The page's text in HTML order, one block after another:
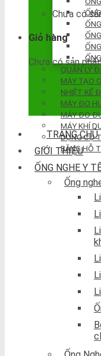
Chưa có
Giỏ hàng
Chưa có sản
QUẢN LÝ
MÁY TẠO
NHIỆT KẾ
MÁY ĐO
MÁY ĐO
MÁY KHÍ
DỤNG CỤ
BĂNG HỖ
TRANG CHỦ
GIỚI THIỆU
ỐNG NGHE Y
Ống